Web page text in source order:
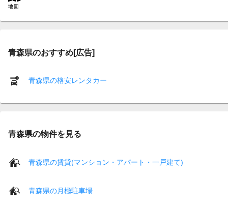
地図
青森県のおすすめ[広告]
青森県の格安レンタカー
青森県の物件を見る
青森県の賃貸(マンション・アパート・一戸建て)
青森県の月極駐車場